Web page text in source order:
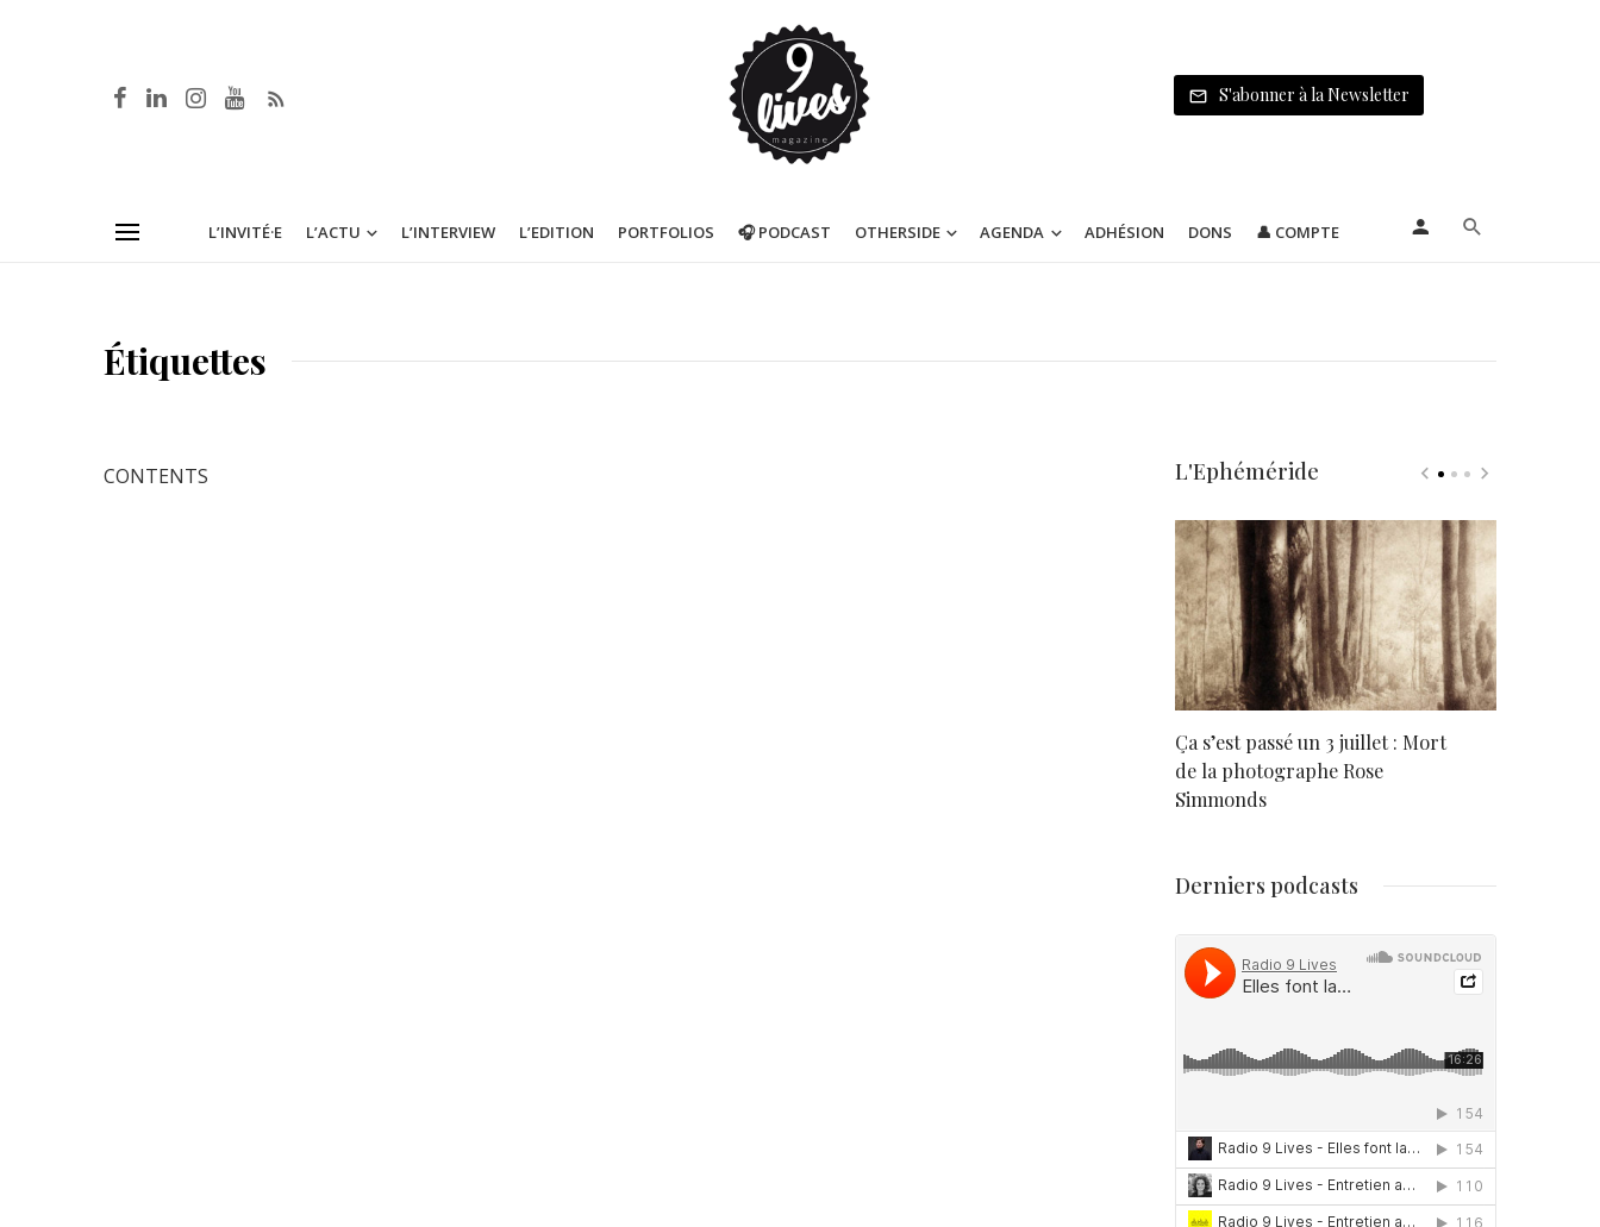
S'abonner à la Newsletter
L’INVITÉ·E L’ACTU L’INTERVIEW L’EDITION PORTFOLIOS 🎧 PODCAST OTHERSIDE AGENDA ADHÉSION DONS 👤 COMPTE
Étiquettes
CONTENTS L'Ephéméride
Ça s’est passé un 3 juillet : Mort
de la photographe Rose
Simmonds
Derniers podcasts